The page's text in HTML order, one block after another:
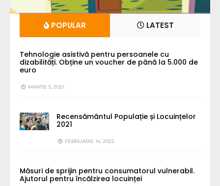
POPULAR LATEST
Tehnologie asistivă pentru persoanele cu
dizabilități. Obține un voucher de până la 5.000 de
euro
MARTIE 5, 2021
Recensământul Populație și Locuințelor
2021
FEBRUARIE 14, 2022
Măsuri de sprijin pentru consumatorul vulnerabil.
Ajutorul pentru încălzirea locuinței